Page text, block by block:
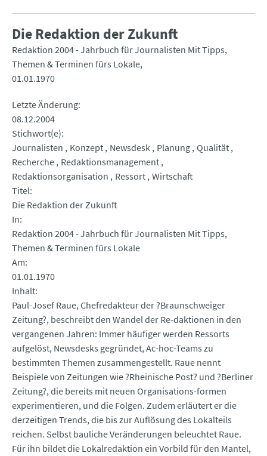
Die Redaktion der Zukunft
Redaktion 2004 - Jahrbuch für Journalisten Mit Tipps,
Themen & Terminen fürs Lokale
01.01.1970
Letzte Änderung
08.12.2004
Stichwort(e)
Journalisten
Konzept Newsdesk Planung Qualität
Recherche Redaktionsmanagement
Redaktionsorganisation
Ressort Wirtschaft
Titel
Die Redaktion der Zukunft
In
Redaktion 2004 - Jahrbuch für Journalisten Mit Tipps,
Themen & Terminen fürs Lokale
Am
01.01.1970
Inhalt
Paul-Josef Raue, Chefredakteur der ?Braunschweiger
Zeitung?, beschreibt den Wandel der Re-daktionen in den
vergangenen Jahren: Immer häufiger werden Ressorts
aufgelöst, Newsdesks gegründet, Ac-hoc-Teams zu
bestimmten Themen zusammengestellt. Raue nennt
Beispiele von Zeitungen wie ?Rheinische Post? und ?Berliner
Zeitung?, die bereits mit neuen Organisations-formen
experimentieren, und die Folgen. Zudem erläutert er die
derzeitigen Trends, die bis zur Auflösung des Lokalteils
reichen. Selbst bauliche Veränderungen beleuchtet Raue.
Für ihn bildet die Lokalredaktion ein Vorbild für den Mantel,